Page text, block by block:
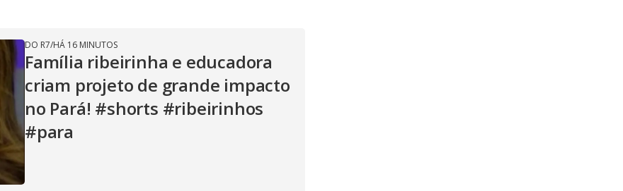
DO R7/HÁ 16 MINUTOS
Família ribeirinha e educadora
criam projeto de grande impacto
no Pará! #shorts #ribeirinhos
#para